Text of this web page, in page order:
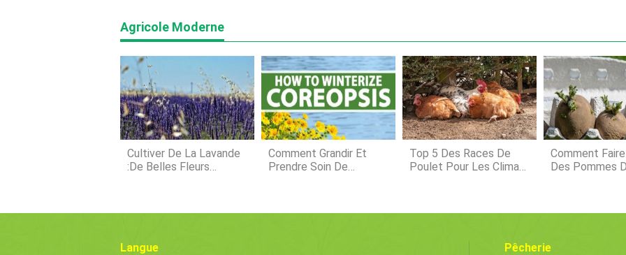
des
faible démarrage
Une
besoin
Agricole Moderne
Cultiver De La Lavande
:de Belles Fleurs
Comment Grandir Et
Prendre Soin De
Top 5 Des Races De
Poulet Pour Les Climats
Comment
Des Pommes
Langue Pêcherie